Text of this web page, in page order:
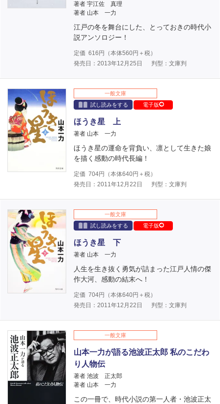
著者 宇江佐 真理
著者 山本 一力
江戸の冬を舞台にした、とっておきの時代小
説アンソロジー！
定価 616 円（本体560円＋税）
発売日：2013年12月25日
判型：文庫判
一般文庫
試し読みをする
電子版
ほうき星 上
著者 山本 一力
ほうき星の運命を背負い、凛として生きた娘
を描く感動の時代長編！
定価 704円（本体640円＋税）
発売日：2011年12月22日
判型：文庫判
一般文庫
試し読みをする
電子版
ほうき星 下
著者 山本 一力
人生を生き抜く勇気が詰まった江戸人情の傑
作大河、感動の結末へ！
定価 704円（本体640円＋税）
発売日：2011年12月22日
判型：文庫判
一般文庫
山本一力が語る池波正太郎 私のこだわ
り人物伝
著者 池波 正太郎
著者 山本 一力
この一冊で、時代小説の第一人者・池波正太